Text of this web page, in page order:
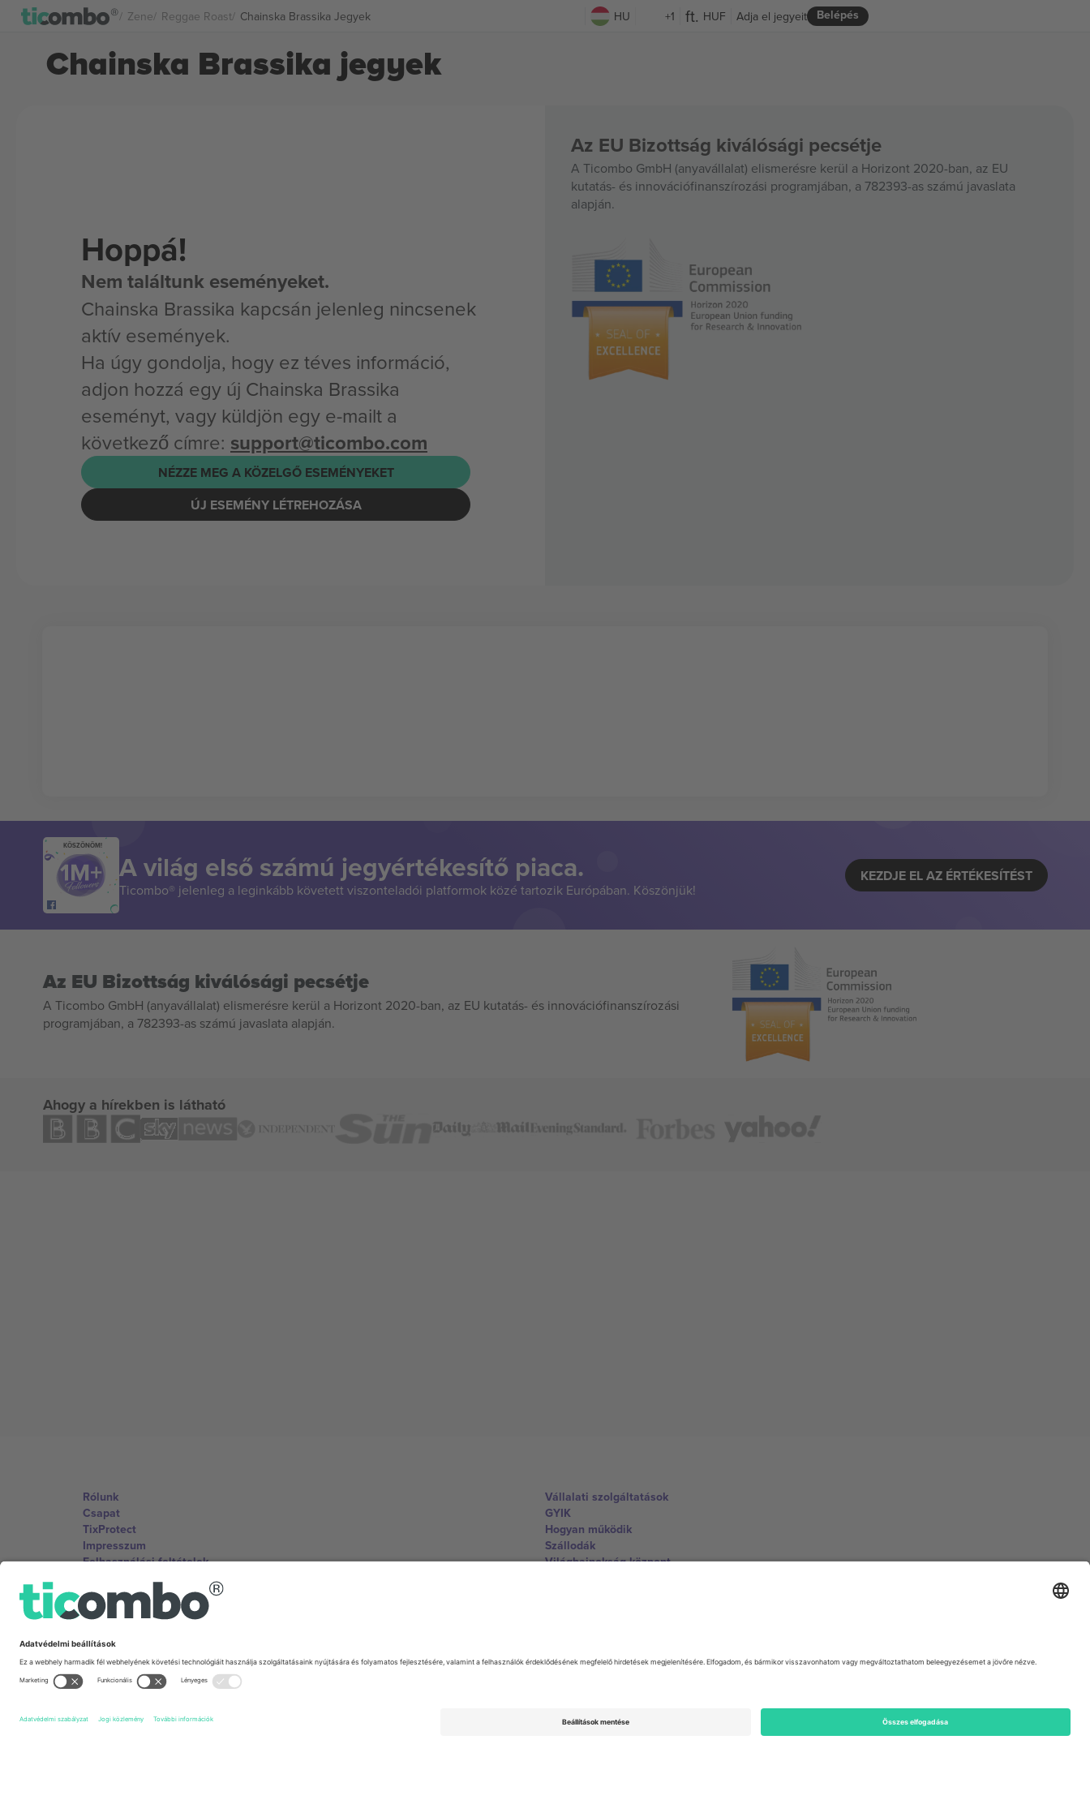
Zene Reggae Roast Chainska Brassika Jegyek HU +1 HUF Belépés
Adja el jegyeit
Chainska Brassika jegyek
Hoppá!
Nem találtunk eseményeket.
Chainska Brassika kapcsán jelenleg nincsenek
aktív események.
Ha úgy gondolja, hogy ez téves információ,
adjon hozzá egy új Chainska Brassika
eseményt, vagy küldjön egy e-mailt a
következő címre: support@ticombo.com
NÉZZE MEG A KÖZELGŐ ESEMÉNYEKET
ÚJ ESEMÉNY LÉTREHOZÁSA
Az EU Bizottság kiválósági pecsétje
A Ticombo GmbH (anyavállalat) elismerésre kerül a Horizont 2020-ban, az EU
kutatás- és innovációfinanszírozási programjában, a 782393-as számú javaslata
alapján.
KÖSZÖNÖM!
A világ első számú jegyértékesítő piaca.
Ticombo® jelenleg a leginkább követett viszonteladói platformok közé tartozik Európában. Köszönjük!
KEZDJE EL AZ ÉRTÉKESÍTÉST
Az EU Bizottság kiválósági pecsétje
A Ticombo GmbH (anyavállalat) elismerésre kerül a Horizont 2020-ban, az EU kutatás- és innovációfinanszírozási
programjában, a 782393-as számú javaslata alapján.
Ahogy a hírekben is látható
Rólunk
Csapat
TixProtect
Impresszum
Felhasználási feltételek
Partnerprogram
Vállalati szolgáltatások
GYIK
Hogyan működik
Szállodák
Világbajnokság központ